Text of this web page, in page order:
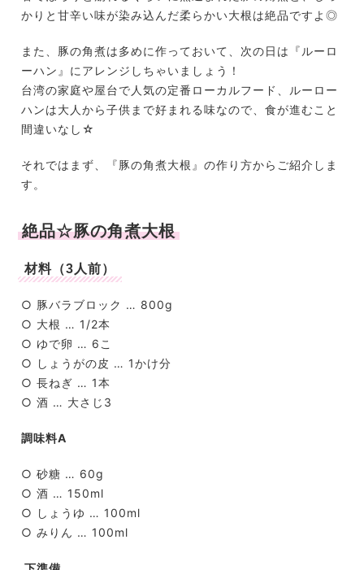
かりと甘辛い味が染み込んだ柔らかい大根は絶品ですよ◎
また、豚の角煮は多めに作っておいて、次の日は『ルーロ
ーハン』にアレンジしちゃいましょう！
台湾の家庭や屋台で人気の定番ローカルフード、ルーロー
ハンは大人から子供まで好まれる味なので、食が進むこと
間違いなし☆
それではまず、『豚の角煮大根』の作り方からご紹介しま
す。
絶品☆豚の角煮大根
材料（3人前）
○ 豚バラブロック … 800g
○ 大根 … 1/2本
○ ゆで卵 … 6こ
○ しょうがの皮 … 1かけ分
○ 長ねぎ … 1本
○ 酒 … 大さじ3
調味料A
○ 砂糖 … 60g
○ 酒 … 150ml
○ しょうゆ … 100ml
○ みりん … 100ml